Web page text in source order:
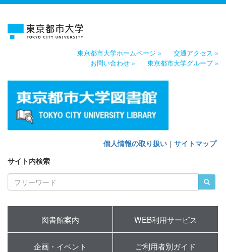
東京都市大学ホームページ »
交通アクセス »
お問い合わせ »
東京都市大学グループ »
個人情報の取り扱い ｜ サイトマップ
サイト内検索
図書館案内 WEB利用サービス
企画・イベント ご利用者別ガイド